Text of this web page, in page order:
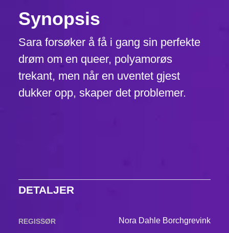
Synopsis
Sara forsøker å få i gang sin perfekte
drøm om en queer, polyamorøs
trekant, men når en uventet gjest
dukker opp, skaper det problemer.
DETALJER
REGISSØR Nora Dahle Borchgrevink